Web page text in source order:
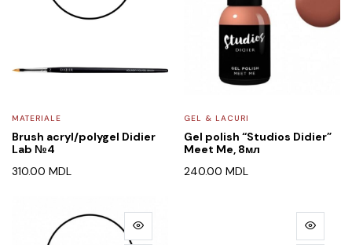
MATERIALE
Brush acryl/polygel Didier
Lab №4
310.00 MDL
GEL & LACURI
Gel polish “Studios Didier”
Meet Me, 8мл
240.00 MDL